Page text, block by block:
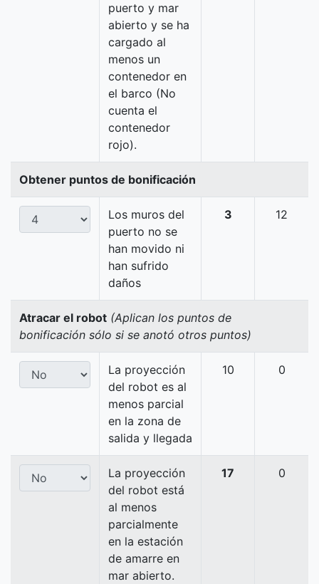
puerto y mar
abierto y se ha
cargado al
menos un
contenedor en
el barco (No
cuenta el
contenedor
rojo).
Obtener puntos de bonificación
Los muros del
puerto no se
han movido ni
han sufrido
daños
3 12
Atracar el robot (Aplican los puntos de
bonificación sólo si se anotó otros puntos)
La proyección
del robot es al
menos parcial
en la zona de
salida y llegada
10 0
La proyección
del robot está
al menos
parcialmente
en la estación
de amarre en
mar abierto.
17 0